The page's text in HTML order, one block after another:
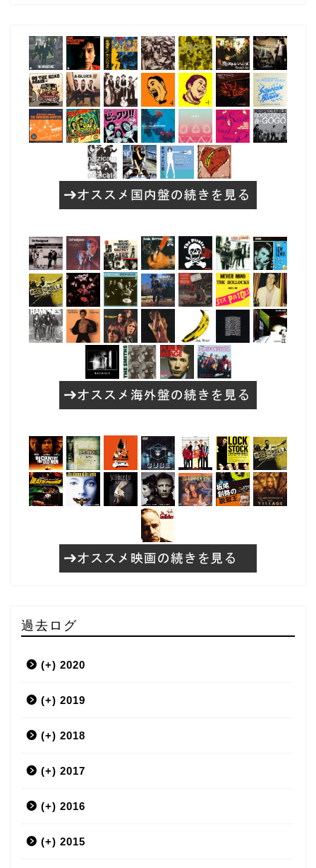
過去ログ
(+) 2020
3月
(+) 2019
12月
9月
7月
6月
(+) 2018
12月
11月
10月
(+) 2017
12月
11月
(+) 2016
12月
(+) 2015